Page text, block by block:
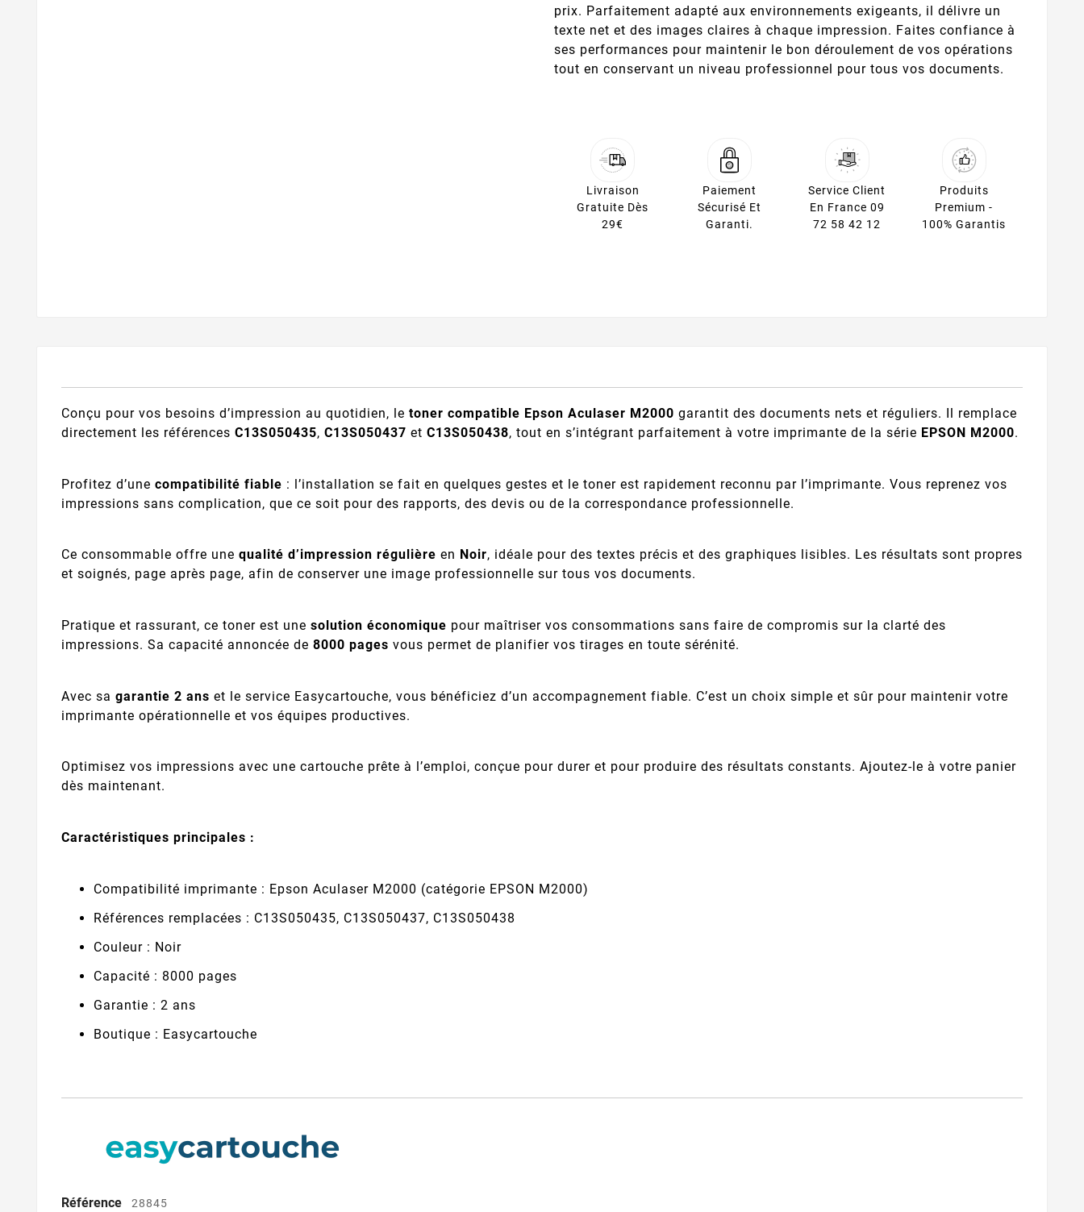
prix. Parfaitement adapté aux environnements exigeants, il délivre un
texte net et des images claires à chaque impression. Faites confiance à
ses performances pour maintenir le bon déroulement de vos opérations
tout en conservant un niveau professionnel pour tous vos documents.
Livraison
Gratuite Dès
29€
Paiement
Sécurisé Et
Garanti.
Service Client
En France 09
72 58 42 12
Produits
Premium -
100% Garantis
Conçu pour vos besoins d’impression au quotidien, le toner compatible Epson Aculaser M2000 garantit des documents nets et réguliers. Il remplace
directement les références C13S050435, C13S050437 et C13S050438, tout en s’intégrant parfaitement à votre imprimante de la série EPSON M2000.
Profitez d’une compatibilité fiable : l’installation se fait en quelques gestes et le toner est rapidement reconnu par l’imprimante. Vous reprenez vos
impressions sans complication, que ce soit pour des rapports, des devis ou de la correspondance professionnelle.
Ce consommable offre une qualité d’impression régulière en Noir, idéale pour des textes précis et des graphiques lisibles. Les résultats sont propres
et soignés, page après page, afin de conserver une image professionnelle sur tous vos documents.
Pratique et rassurant, ce toner est une solution économique pour maîtriser vos consommations sans faire de compromis sur la clarté des
impressions. Sa capacité annoncée de 8000 pages vous permet de planifier vos tirages en toute sérénité.
Avec sa garantie 2 ans et le service Easycartouche, vous bénéficiez d’un accompagnement fiable. C’est un choix simple et sûr pour maintenir votre
imprimante opérationnelle et vos équipes productives.
Optimisez vos impressions avec une cartouche prête à l’emploi, conçue pour durer et pour produire des résultats constants. Ajoutez-le à votre panier
dès maintenant.
Caractéristiques principales :
Compatibilité imprimante : Epson Aculaser M2000 (catégorie EPSON M2000)
Références remplacées : C13S050435, C13S050437, C13S050438
Couleur : Noir
Capacité : 8000 pages
Garantie : 2 ans
Boutique : Easycartouche
Référence 28845